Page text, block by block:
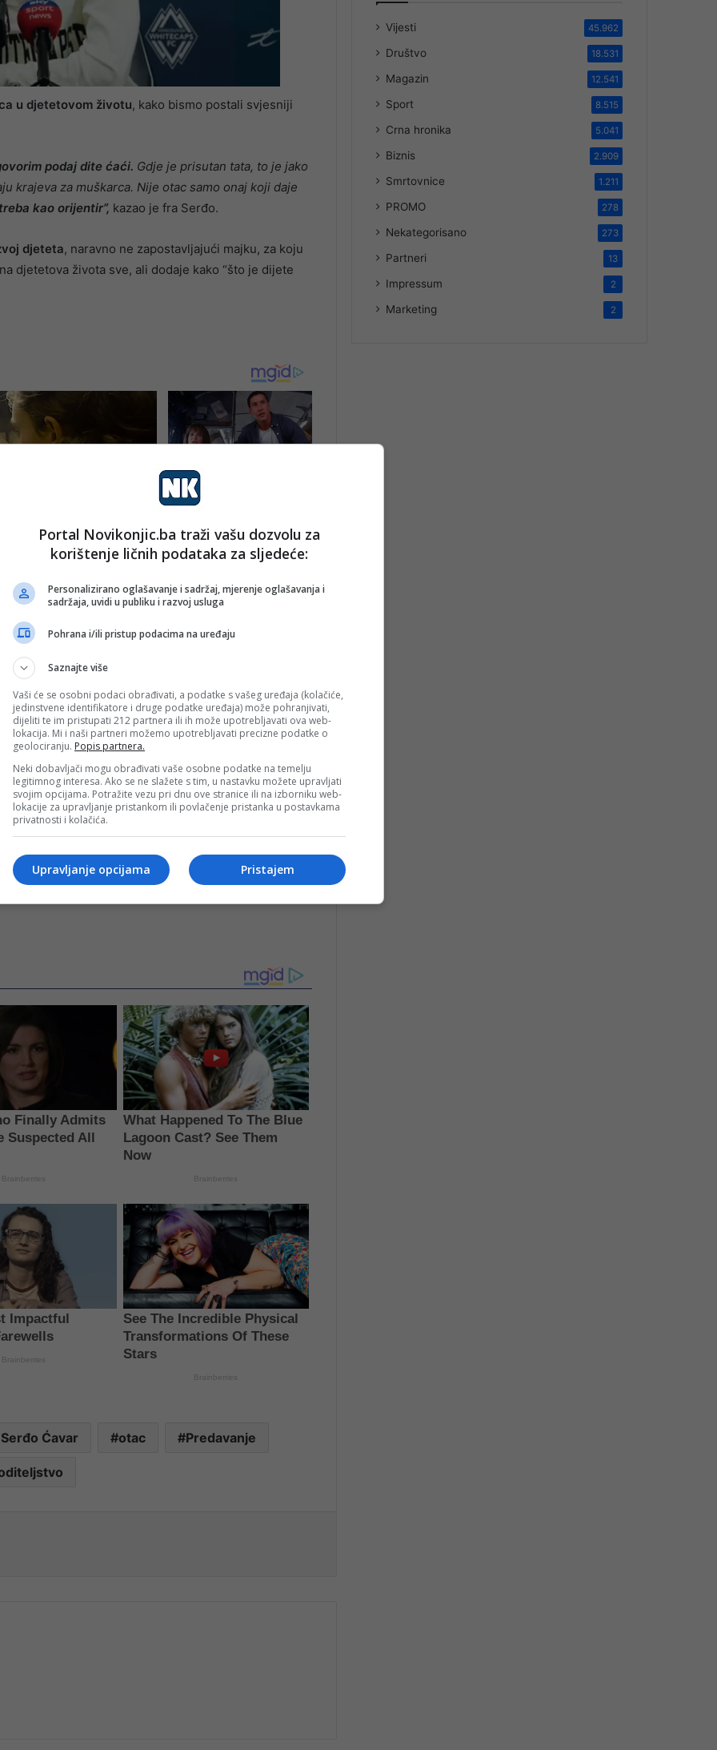
u djetetovom životu, kako bismo postali svjesniji
podaj dite ćaći. Gdje je prisutan tata, to je jako
krajeva za muškarca. Nije otac samo onaj koji daje
kao orijentir”, kazao je fra Serđo.
djeteta, naravno ne zapostavljajući majku, za koju
djetetova života sve, ali dodaje kako “što je dijete
, jer kako kaže, to potiče njihov kognitivni razvoj, ali to
stanje.
se igrate s djecom ne smije ništa drugo
poslovi, poruke…To je sveto vrijeme kada se igrate s
drugo.Djetetu treba majka koja je brižna da ga utješi,
svijet. Jerotac je slika svijeta
zaključio je fra Serđo
Ćavar otac Predavanje
Vijesti 45.962
Društvo 18.531
Magazin 12.541
Sport 8.515
Crna hronika 5.041
Biznis 2.909
Smrtovnice 1.211
PROMO 278
Nekategorisano 273
Partneri 13
Impressum 2
Marketing 2
Portal Novikonjic.ba traži vašu dozvolu za
korištenje ličnih podataka za sljedeće:
Personalizirano oglašavanje i sadržaj, mjerenje oglašavanja i
sadržaja, uvidi u publiku i razvoj usluga
Pohrana i/ili pristup podacima na uređaju
Saznajte više
Vaši će se osobni podaci obrađivati, a podatke s vašeg uređaja (kolačiće,
jedinstvene identifikatore i druge podatke uređaja) može pohranjivati,
dijeliti te im pristupati 212 partnera ili ih može upotrebljavati ova web-
lokacija. Mi i naši partneri možemo upotrebljavati precizne podatke o
geolociranju. Popis partnera.
Neki dobavljači mogu obrađivati vaše osobne podatke na temelju
legitimnog interesa. Ako se ne slažete s tim, u nastavku možete upravljati
svojim opcijama. Potražite vezu pri dnu ove stranice ili na izborniku web-
lokacije za upravljanje pristankom ili povlačenje pristanka u postavkama
privatnosti i kolačića.
Pristajem
Upravljanje opcijama